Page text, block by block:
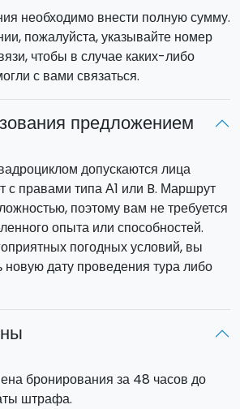
необходимо внести полную сумму.
пожалуйста, указывайте номер
чтобы в случае каких-либо
с вами связаться.
предложением
допускаются лица
с правами типа А1 или B. Маршрут
поэтому вам не требуется
опыта или способностей.
погодных условий, вы
дату проведения тура либо
бронирования за 48 часов до
штрафа.